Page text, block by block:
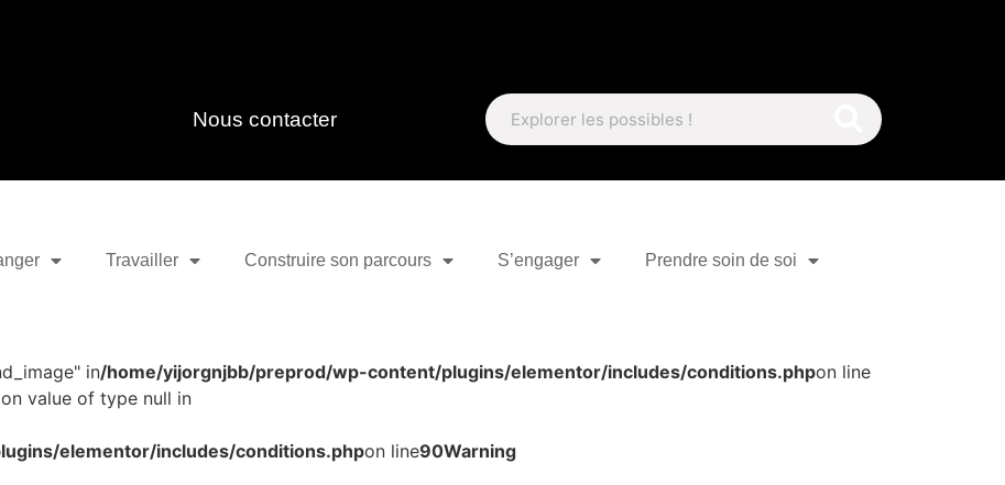
Nous contacter
Travailler Construire son parcours S’engager Prendre soin de soi
in/home/yijorgnjbb/preprod/wp-content/plugins/elementor/includes/conditions.phpon line
value of type null in
elementor/includes/conditions.phpon line90Warning